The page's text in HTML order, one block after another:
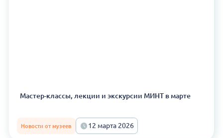
Мастер-классы, лекции и экскурсии МИНТ в марте
Новости от музеев 12 марта 2026